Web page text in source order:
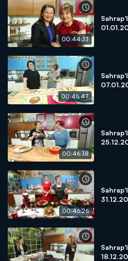
00:44:33
00:45:47
00:46:38
00:46:26